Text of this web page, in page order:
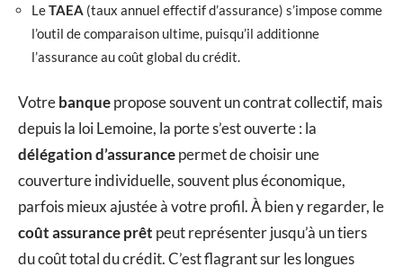
LeTAEA (taux annuel effectif d’assurance) s’impose comme
l’outil de comparaison ultime, puisqu’il additionne
l’assurance au coût global du crédit.
Votrebanquepropose souvent un contrat collectif, mais
depuis la loi Lemoine, la porte s’est ouverte : la
délégation d’assurancepermet de choisir une
couverture individuelle, souvent plus économique,
parfois mieux ajustée à votre profil. À bien y regarder, le
coût assurance prêt peut représenter jusqu’à un tiers
du coût total du crédit. C’est flagrant sur les longues